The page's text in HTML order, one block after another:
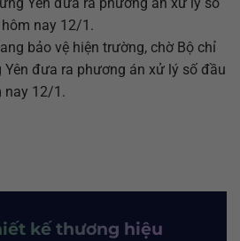
bảo vệ hiện trường, chờ Bộ chỉ
Yên đưa ra phương án xử lý số đầu
nay 12/1.
kế thương hiệu